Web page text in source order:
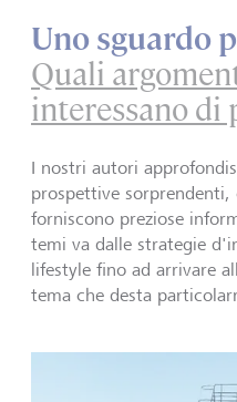
Uno sguardo
Quali
interessano di
I nostri autori
prospettive sorprendenti,
forniscono preziose
temi va dalle strategie
lifestyle fino ad arrivare
tema che desta